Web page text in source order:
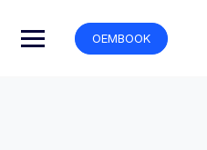
OEMBOOK